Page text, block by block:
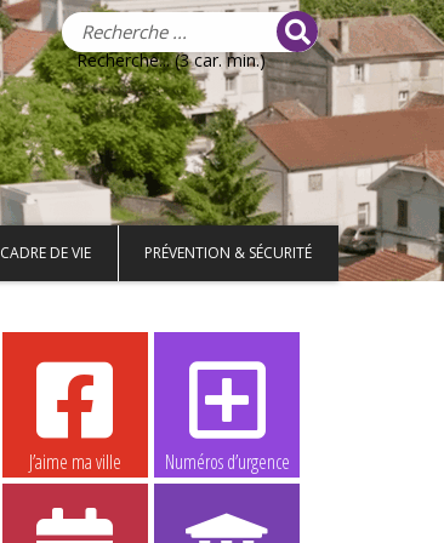
Recherche... (3 car. min.)
CADRE DE VIE PRÉVENTION & SÉCURITÉ
J’aime ma ville Numéros d’urgence